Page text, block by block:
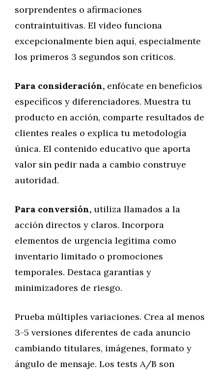
sorprendentes o afirmaciones
contraintuitivas. El video funciona
excepcionalmente bien aquí, especialmente
los primeros 3 segundos son críticos.
Para consideración, enfócate en beneficios
específicos y diferenciadores. Muestra tu
producto en acción, comparte resultados de
clientes reales o explica tu metodología
única. El contenido educativo que aporta
valor sin pedir nada a cambio construye
autoridad.
Para conversión, utiliza llamados a la
acción directos y claros. Incorpora
elementos de urgencia legítima como
inventario limitado o promociones
temporales. Destaca garantías y
minimizadores de riesgo.
Prueba múltiples variaciones. Crea al menos
3-5 versiones diferentes de cada anuncio
cambiando titulares, imágenes, formato y
ángulo de mensaje. Los tests A/B son